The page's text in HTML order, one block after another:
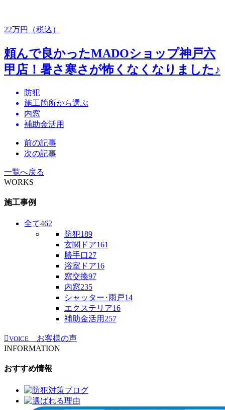
22万円（税込）
頼んで良かったMADOショップ神戸六
甲店！暑さ寒さが怖くなくなりました♪
防犯
施工箇所から選ぶ
内窓
補助金活用
前の記事
次の記事
一覧へ戻る
WORKS
施工事例
全て462
防犯189
玄関ドア161
勝手口27
浴室ドア16
窓交換97
内窓235
シャッター･雨戸14
エクステリア16
補助金活用 257
VOICE
お客様の声
INFORMATION
おすすめ情報